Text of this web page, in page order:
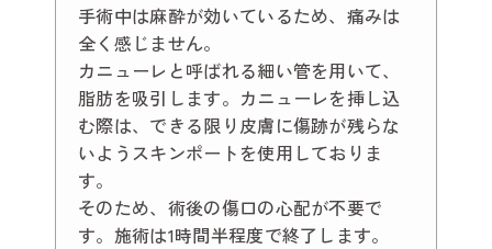
手術中は麻酔が効いているため、痛みは
全く感じません。
カニューレと呼ばれる細い管を用いて、
脂肪を吸引します。カニューレを挿し込
む際は、できる限り皮膚に傷跡が残らな
いようスキンポートを使用しておりま
す。
そのため、術後の傷口の心配が不要で
す。施術は1時間半程度で終了します。